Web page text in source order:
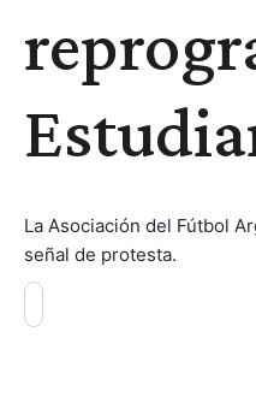
La Asociación del Fútbol
señal de protesta.